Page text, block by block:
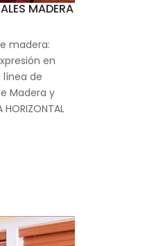
MADERA
madera:
en
de
Madera y